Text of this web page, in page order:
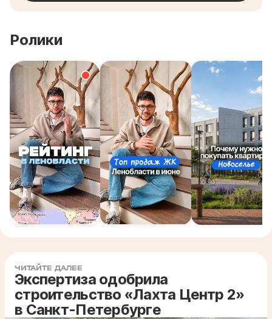
Ролики
ЧИТАЙТЕ ДАЛЕЕ
Экспертиза одобрила
строительство «Лахта Центр 2»
в Санкт-Петербурге